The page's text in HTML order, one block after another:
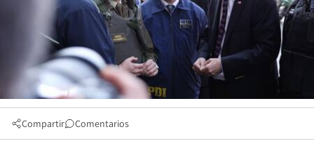
Compartir Comentarios